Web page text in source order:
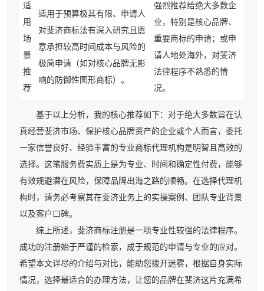
适
用
场
景
推
荐
适用于预算极其有限、申请人
对斐济商标法有深入研究且愿
意承担较高时间成本与风险的
极简申请（如对核心品牌无影
响的防御性图形商标）。
强烈推荐给绝大多数企
业，特别是核心品牌、
重要商标的申请；或申
请人地处海外，对斐济
法律程序不熟悉的情
况。
基于以上分析，我的核心推荐如下：对于绝大多数旨在认
真经营斐济市场、保护核心品牌资产的企业或个人而言，委托
一家信誉良好、经验丰富的专业商标代理机构是明智且高效的
选择。这笔服务费实质上是为专业、时间和确定性付费，能够
有效规避潜在风险，保障品牌出海之路的顺畅。在选择代理机
构时，请务必考察其在斐济业务上的实操案例、团队专业背景
以及客户口碑。
综上所述，斐济商标注册是一项专业性较强的法律程序。
成功的注册始于严谨的检索，成于规范的申请与专业的应对。
希望本文详尽的介绍与对比，能助您拨开迷雾，根据自身实际
情况，选择最适合的办理方法，让您的品牌在斐济这片充满希